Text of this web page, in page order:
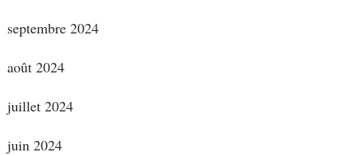
septembre 2024
août 2024
juillet 2024
juin 2024